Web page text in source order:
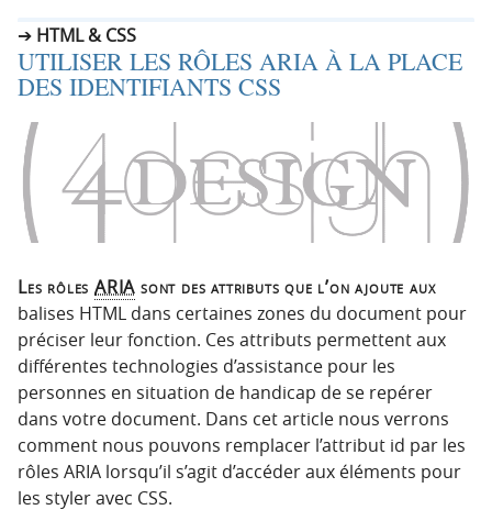
a
t
i
n
r
c
i
p
a
l
e
a
u
c
n
e
n
HTML & CSS
UTILISER LES RÔLES ARIA À LA PLACE
DES IDENTIFIANTS CSS
Les rôles ARIA sont des attributs que l’on ajoute aux
balises HTML dans certaines zones du document pour
préciser leur fonction. Ces attributs permettent aux
différentes technologies d’assistance pour les
personnes en situation de handicap de se repérer
dans votre document. Dans cet article nous verrons
comment nous pouvons remplacer l’attribut id par les
rôles ARIA lorsqu’il s’agit d’accéder aux éléments pour
les styler avec CSS.